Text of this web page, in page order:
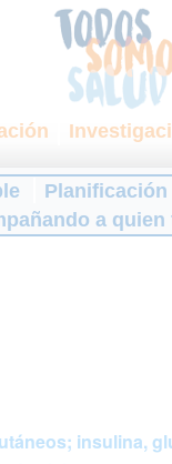
a quien
insulina,